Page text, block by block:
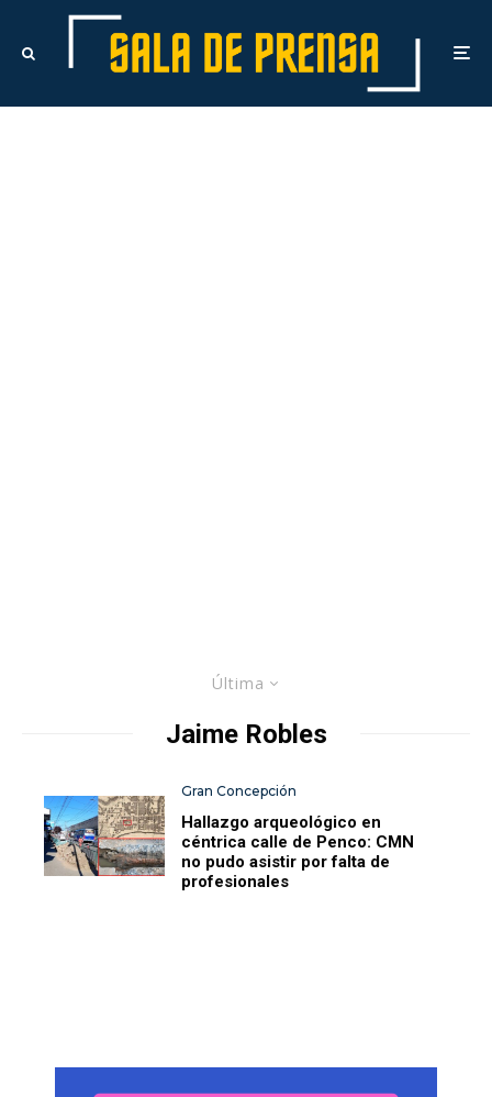
Última
Jaime Robles
Gran Concepción
Hallazgo arqueológico en
céntrica calle de Penco: CMN
no pudo asistir por falta de
profesionales